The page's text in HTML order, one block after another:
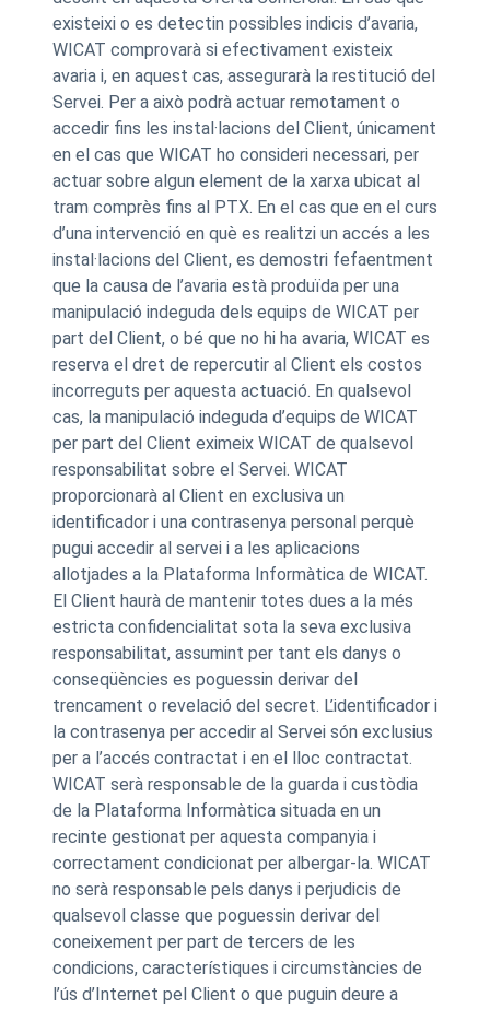
existeixi o es detectin possibles indicis d’avaria,
WICAT comprovarà si efectivament existeix
avaria i, en aquest cas, assegurarà la restitució del
Servei. Per a això podrà actuar remotament o
accedir fins les instal·lacions del Client, únicament
en el cas que WICAT ho consideri necessari, per
actuar sobre algun element de la xarxa ubicat al
tram comprès fins al PTX. En el cas que en el curs
d’una intervenció en què es realitzi un accés a les
instal·lacions del Client, es demostri fefaentment
que la causa de l’avaria està produïda per una
manipulació indeguda dels equips de WICAT per
part del Client, o bé que no hi ha avaria, WICAT es
reserva el dret de repercutir al Client els costos
incorreguts per aquesta actuació. En qualsevol
cas, la manipulació indeguda d’equips de WICAT
per part del Client eximeix WICAT de qualsevol
responsabilitat sobre el Servei. WICAT
proporcionarà al Client en exclusiva un
identificador i una contrasenya personal perquè
pugui accedir al servei i a les aplicacions
allotjades a la Plataforma Informàtica de WICAT.
El Client haurà de mantenir totes dues a la més
estricta confidencialitat sota la seva exclusiva
responsabilitat, assumint per tant els danys o
conseqüències es poguessin derivar del
trencament o revelació del secret. L’identificador i
la contrasenya per accedir al Servei són exclusius
per a l’accés contractat i en el lloc contractat.
WICAT serà responsable de la guarda i custòdia
de la Plataforma Informàtica situada en un
recinte gestionat per aquesta companyia i
correctament condicionat per albergar-la. WICAT
no serà responsable pels danys i perjudicis de
qualsevol classe que poguessin derivar del
coneixement per part de tercers de les
condicions, característiques i circumstàncies de
l’ús d’Internet pel Client o que puguin deure a